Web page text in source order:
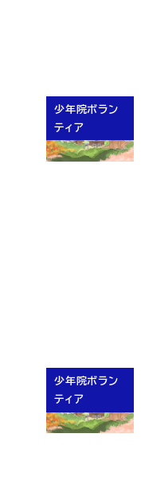
少年院ボラン
ティア
少年院ボラン
ティア